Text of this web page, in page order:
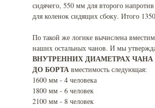
сидячего, 550 мм для второго
для коленок сидящих сбоку. Итого
По такой же логике вычислена
наших остальных чанов. И мы
ВНУТРЕННИХ ДИАМЕТРАХ ЧАНА
ДО БОРТА вместимость следующая:
1600 мм - 4 человека
1800 мм - 6 человек
2100 мм - 8 человек